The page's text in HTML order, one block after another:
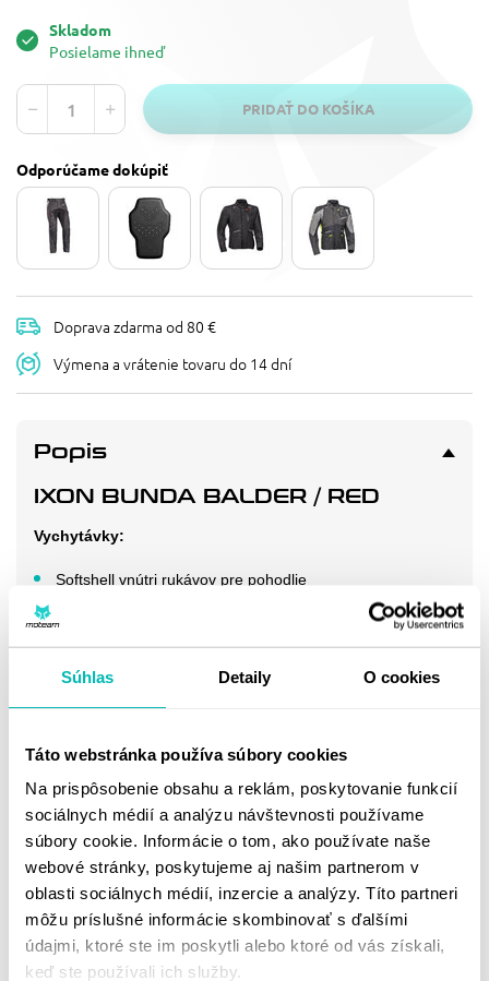
Súhlas Detaily O cookies
Táto webstránka používa súbory cookies
Na prispôsobenie obsahu a reklám, poskytovanie funkcií
sociálnych médií a analýzu návštevnosti používame
súbory cookie. Informácie o tom, ako používate naše
webové stránky, poskytujeme aj našim partnerom v
oblasti sociálnych médií, inzercie a analýzy. Títo partneri
môžu príslušné informácie skombinovať s ďalšími
údajmi, ktoré ste im poskytli alebo ktoré od vás získali,
keď ste používali ich služby.
Skladom
Posielame ihneď
PRIDAŤ DO KOŠÍKA
Odporúčame dokúpiť
Doprava zdarma od 80 €
Výmena a vrátenie tovaru do 14 dní
Popis
IXON BUNDA BALDER / RED
Vychytávky:
Softshell vnútri rukávov pre pohodlie
Neoprénové zakončenie goliera, extra popruh a úchyt pre
Viaceré popruhy pre ideálny fit na bicepsoch a
predlaktiach
Sťahovacie popruhy na bokoch a zadku
4 klasické vrecká
1 veľké vrecko na chrbte
1 vodeodolné vrecko
2 vrecká na vložke + 1 vnútorné vrecko
Dva zipsy na zopnutie s nohavicami alebo riflami
Zobraziť viac